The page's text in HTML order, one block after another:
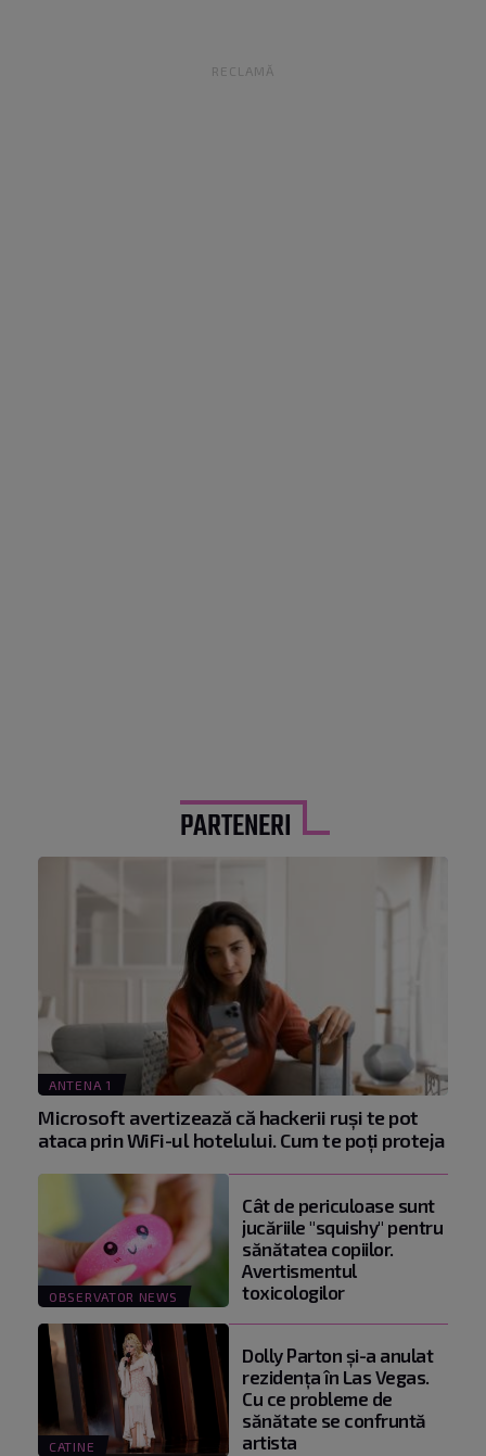
RECLAMĂ
PARTENERI
ANTENA 1
Microsoft avertizează că hackerii ruși te pot
ataca prin WiFi-ul hotelului. Cum te poți proteja
OBSERVATOR NEWS
Cât de periculoase sunt
jucăriile "squishy" pentru
sănătatea copiilor.
Avertismentul
toxicologilor
CATINE
Dolly Parton și-a anulat
rezidența în Las Vegas.
Cu ce probleme de
sănătate se confruntă
artista